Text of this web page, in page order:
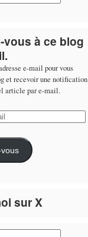
vous à ce blog
e-mail pour vous
et recevoir une notification
article par e-mail.
sur X